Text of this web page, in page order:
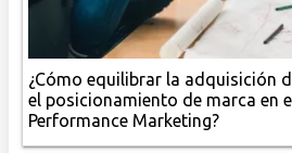
¿Cómo equilibrar la adquisición
el posicionamiento de marca en
Performance Marketing?